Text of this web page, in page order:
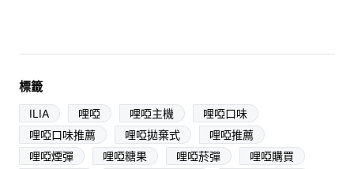
標籤
ILIA 哩啞 哩啞主機
哩啞口味
哩啞口味推薦
哩啞拋棄式
哩啞推薦
哩啞煙彈
哩啞糖果 哩啞菸彈
哩啞購買